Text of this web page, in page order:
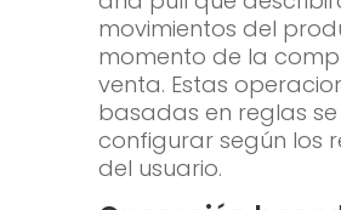
movimientos del
momento de la
venta. Estas
basadas en reglas
configurar según los
del usuario.